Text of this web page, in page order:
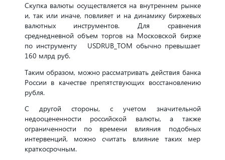
Скупка валюты осуществляется на внутреннем рынке
и, так или иначе, повлияет и на динамику биржевых
валютных инструментов. Для сравнения
среднедневной объем торгов на Московской бирже
по инструменту USDRUB_TOM обычно превышает
160 млрд руб.
Таким образом, можно рассматривать действия банка
России в качестве препятствующих восстановлению
рубля.
С другой стороны, с учетом значительной
недооцененности российской валюты, а также
ограниченности по времени влияния подобных
интервенций, можно считать влияние таких мер
краткосрочным.